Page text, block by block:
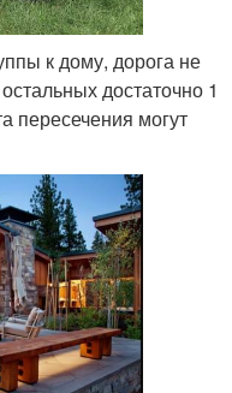
к дому, дорога не
достаточно 1
могут